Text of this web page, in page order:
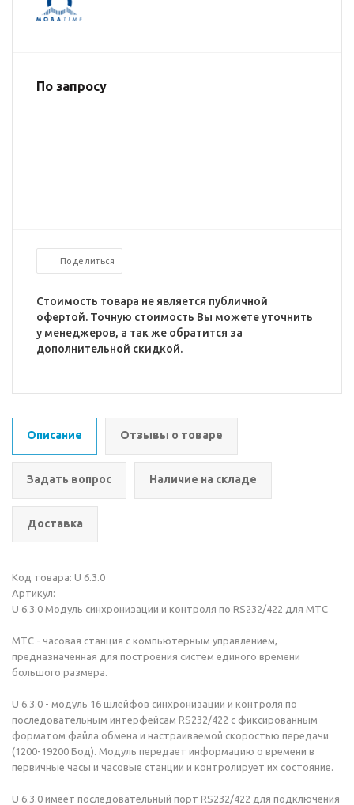
По запросу
Поделиться
Стоимость товара не является публичной
офертой. Точную стоимость Вы можете уточнить
у менеджеров, а так же обратится за
дополнительной скидкой.
Описание Отзывы о товаре
Задать вопрос Наличие на складе
Доставка
Код товара: U 6.3.0
Артикул:
U 6.3.0 Модуль синхронизации и контроля по RS232/422 для MTC
MTC - часовая станция с компьютерным управлением,
предназначенная для построения систем единого времени
большого размера.
U 6.3.0 - модуль 16 шлейфов синхронизации и контроля по
последовательным интерфейсам RS232/422 с фиксированным
форматом файла обмена и настраиваемой скоростью передачи
(1200-19200 Бод). Модуль передает информацию о времени в
первичные часы и часовые станции и контролирует их состояние.
U 6.3.0 имеет последовательный порт RS232/422 для подключения